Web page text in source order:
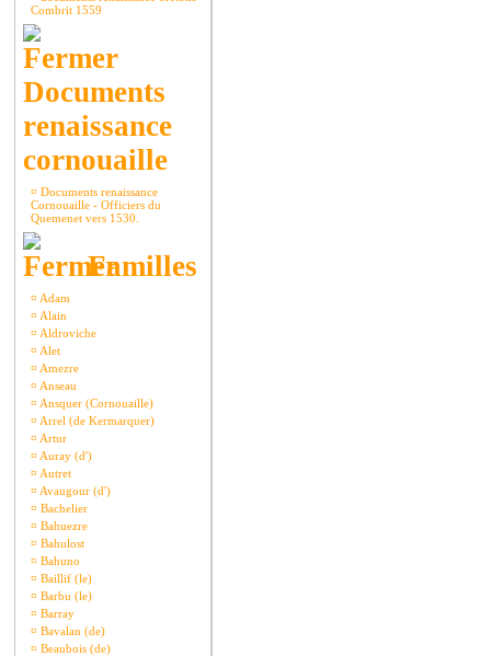
Combrit 1559
Documents
renaissance
cornouaille
¤ Documents renaissance
Cornouaille - Officiers du
Quemenet vers 1530.
Familles
¤ Adam
¤ Alain
¤ Aldroviche
¤ Alet
¤ Amezre
¤ Anseau
¤ Ansquer (Cornouaille)
¤ Arrel (de Kermarquer)
¤ Artur
¤ Auray (d')
¤ Autret
¤ Avaugour (d')
¤ Bachelier
¤ Bahuezre
¤ Bahulost
¤ Bahuno
¤ Baillif (le)
¤ Barbu (le)
¤ Barray
¤ Bavalan (de)
¤ Beaubois (de)